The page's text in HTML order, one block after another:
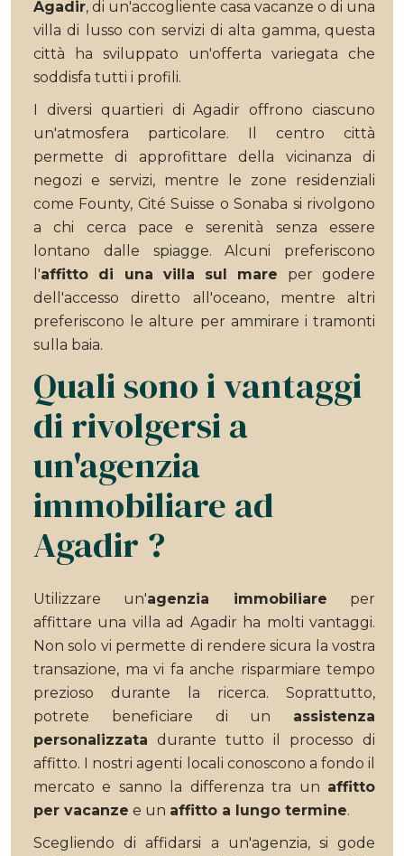
Agadir, di un'accogliente casa vacanze o di una
villa di lusso con servizi di alta gamma, questa
città ha sviluppato un'offerta variegata che
soddisfa tutti i profili.
I diversi quartieri di Agadir offrono ciascuno
un'atmosfera particolare. Il centro città
permette di approfittare della vicinanza di
negozi e servizi, mentre le zone residenziali
come Founty, Cité Suisse o Sonaba si rivolgono
a chi cerca pace e serenità senza essere
lontano dalle spiagge. Alcuni preferiscono
l'affitto di una villa sul mare per godere
dell'accesso diretto all'oceano, mentre altri
preferiscono le alture per ammirare i tramonti
sulla baia.
Quali sono i vantaggi
di rivolgersi a
un'agenzia
immobiliare ad
Agadir ?
Utilizzare un'agenzia immobiliare per
affittare una villa ad Agadir ha molti vantaggi.
Non solo vi permette di rendere sicura la vostra
transazione, ma vi fa anche risparmiare tempo
prezioso durante la ricerca. Soprattutto,
potrete beneficiare di un assistenza
personalizzata durante tutto il processo di
affitto. I nostri agenti locali conoscono a fondo il
mercato e sanno la differenza tra un affitto
per vacanze e un affitto a lungo termine.
Scegliendo di affidarsi a un'agenzia, si gode